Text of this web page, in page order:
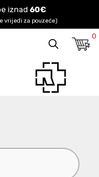
iznad 60€
vrijedi za pouzeće)
0